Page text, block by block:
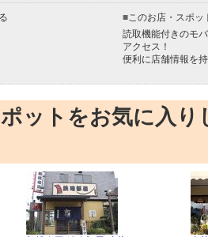
■このお店・スポッ
読取機能付きのモ
アクセス！
便利に店舗情報を
ットをお気に入